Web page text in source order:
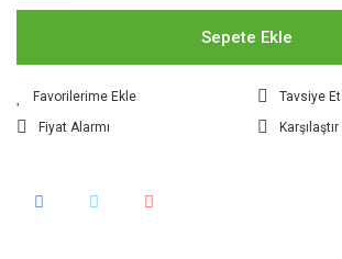
Sepete Ekle
Tavsiye Et
Fiyat Alarmı
Karşılaştır